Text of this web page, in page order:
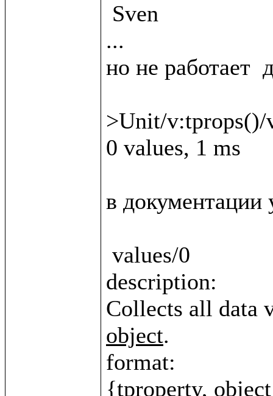
...
но не работает
>Unit/v:tprops()/
0 values, 1 ms
в документации
description:
Collects all data
object.
format:
{tproperty,